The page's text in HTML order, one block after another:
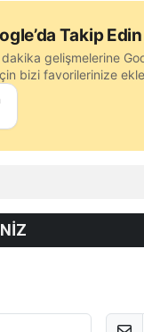
Takip Edin
gelişmelerine
bizi favorilerinize
E-